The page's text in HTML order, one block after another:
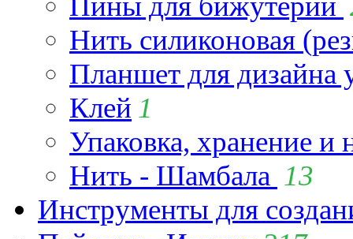
Нить силиконовая
Планшет для
Клей 1
Упаковка, хранение и
Нить - Шамбала 13
Инструменты для